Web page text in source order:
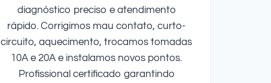
diagnóstico preciso e atendimento
rápido. Corrigimos mau contato, curto-
circuito, aquecimento, trocamos tomadas
10A e 20A e instalamos novos pontos.
Profissional certificado garantindo